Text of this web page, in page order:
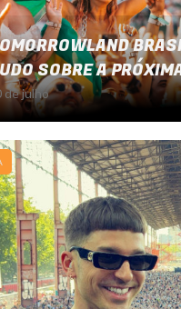
SOBRE A
de julho